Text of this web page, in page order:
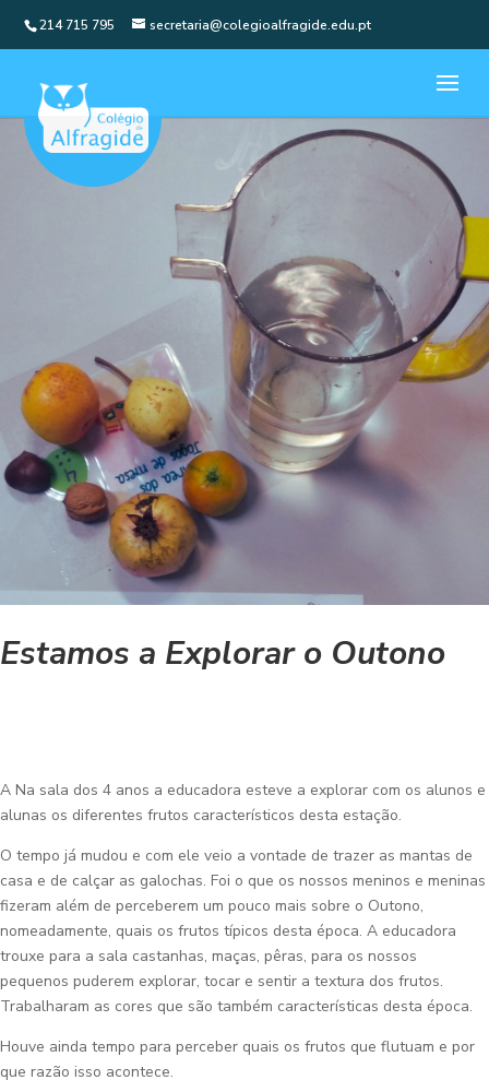
214 715 795 secretaria@colegioalfragide.edu.pt
Estamos a Explorar o Outono
A Na sala dos 4 anos a educadora esteve a explorar com os alunos e
alunas os diferentes frutos característicos desta estação.
O tempo já mudou e com ele veio a vontade de trazer as mantas de
casa e de calçar as galochas. Foi o que os nossos meninos e meninas
fizeram além de perceberem um pouco mais sobre o Outono,
nomeadamente, quais os frutos típicos desta época. A educadora
trouxe para a sala castanhas, maças, pêras, para os nossos
pequenos puderem explorar, tocar e sentir a textura dos frutos.
Trabalharam as cores que são também características desta época.
Houve ainda tempo para perceber quais os frutos que flutuam e por
que razão isso acontece.